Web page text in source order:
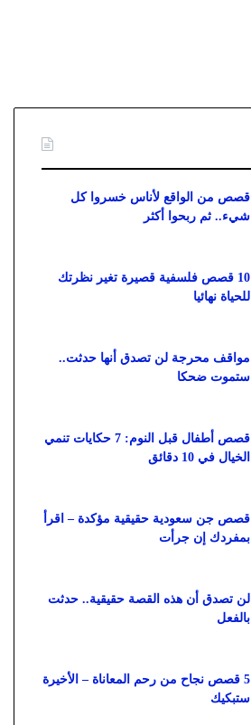
قصص من الواقع لأناس خسروا كل
شيء.. ثم ربحوا أكثر
10 قصص فلسفية قصيرة تغير نظرتك
للحياة نهائيا
مواقف محرجة لن تصدق أنها حدثت..
ستموت ضحكا
قصص أطفال قبل النوم: 7 حكايات تنمي
الخيال في 10 دقائق
قصص جن سعودية حقيقية مؤكدة – اقرأ
بمفردك إن جرأت
لن تصدق أن هذه القصة حقيقية.. حدثت
بالفعل
5 قصص نجاح من رحم المعاناة – الأخيرة
ستبكيك